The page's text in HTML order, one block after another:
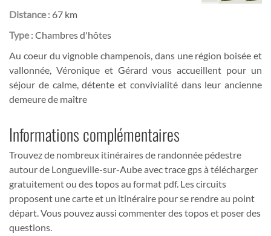
Distance: 67 km
Type: Chambres d'hôtes
Au coeur du vignoble champenois, dans une région boisée et
vallonnée, Véronique et Gérard vous accueillent pour un
séjour de calme, détente et convivialité dans leur ancienne
demeure de maître
Informations complémentaires
Trouvez de nombreux itinéraires de randonnée pédestre
autour de Longueville-sur-Aube avec trace gps à télécharger
gratuitement ou des topos au format pdf. Les circuits
proposent une carte et un itinéraire pour se rendre au point
départ. Vous pouvez aussi commenter des topos et poser des
questions.